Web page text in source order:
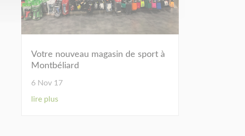
Votre nouveau magasin de sport à
Montbéliard
6 Nov 17
lire plus